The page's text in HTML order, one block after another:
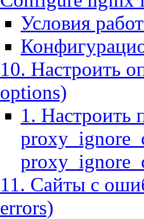
Условия
10. Настроить
options)
1. Настроить
11. Сайты с
errors)